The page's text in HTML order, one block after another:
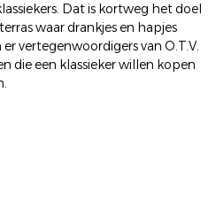
Dat is kortweg het doel
waar drankjes en hapjes
vertegenwoordigers van O.T.V.
die een klassieker willen kopen